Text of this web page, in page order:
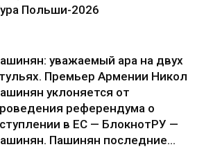
Польши-2026
уважаемый ара на двух
Премьер Армении Никол
уклоняется от
референдума о
в ЕС — БлокнотРУ —
Пашинян последние...